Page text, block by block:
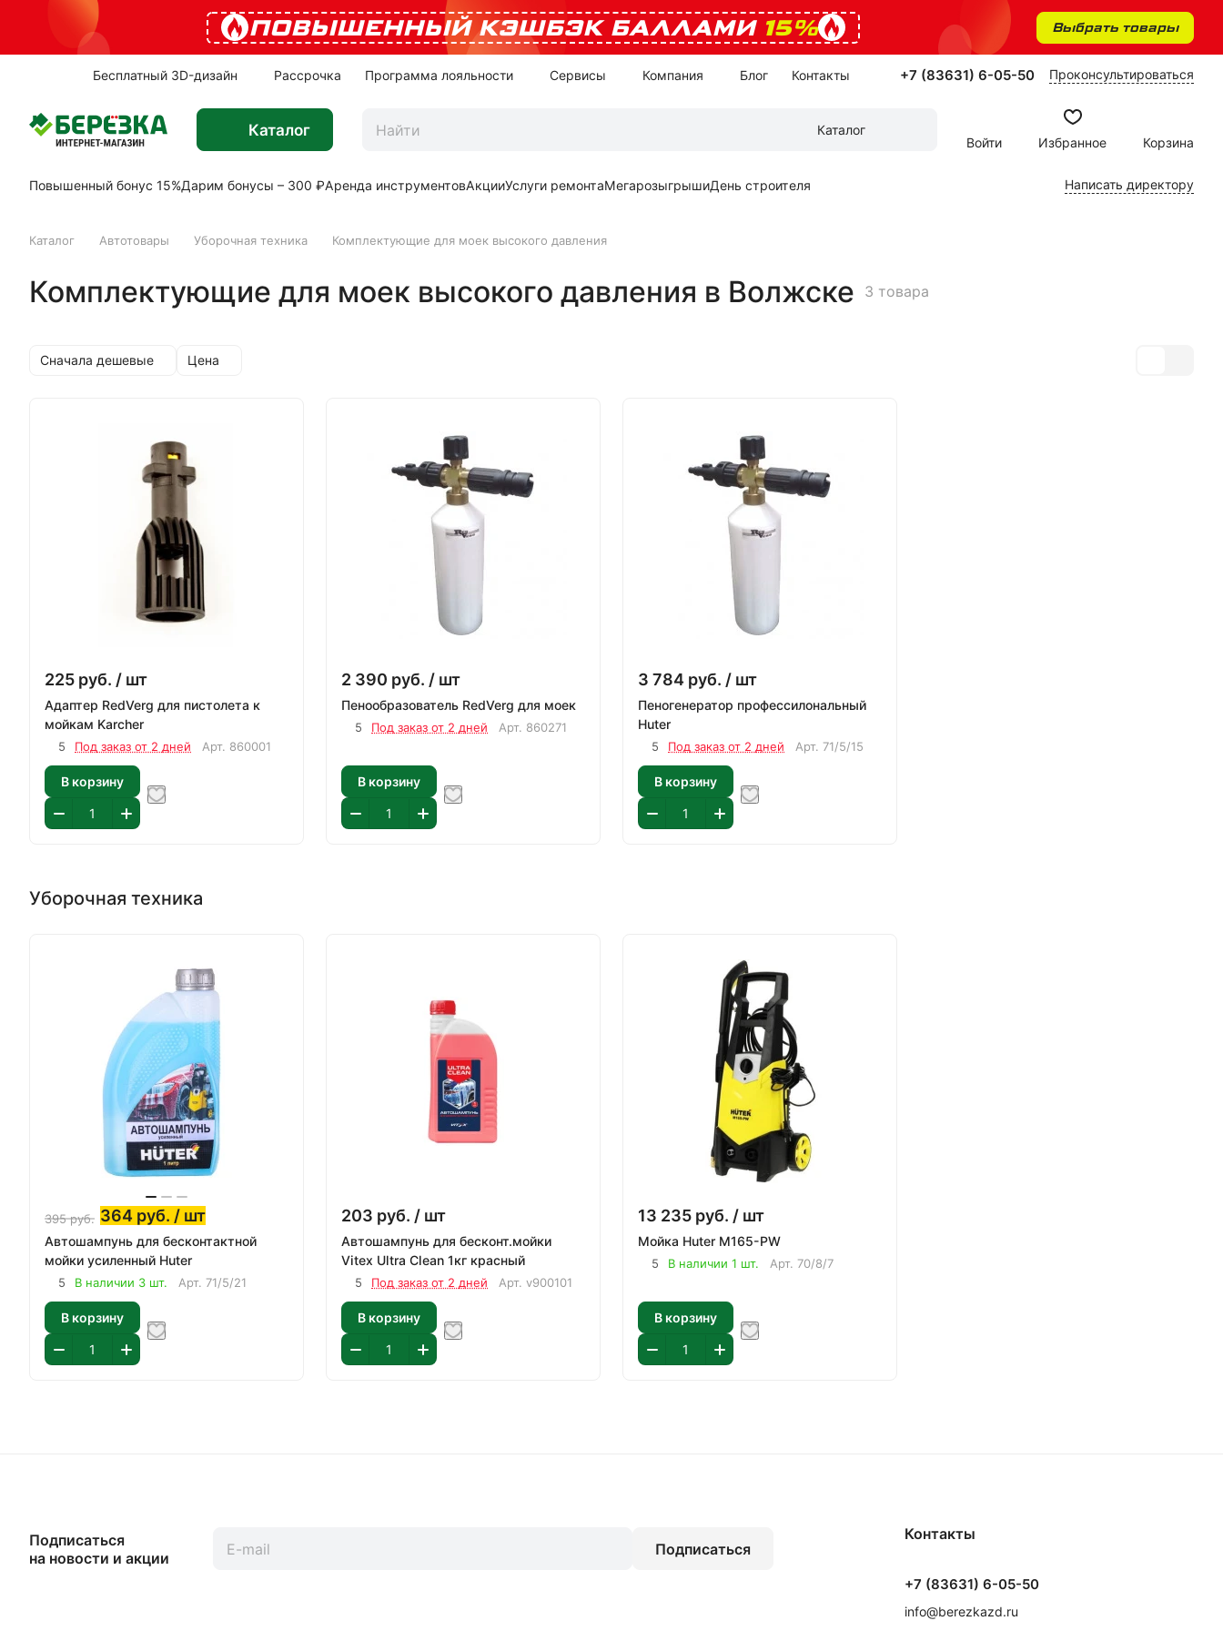
ПОВЫШЕННЫЙ КЭШБЭК БАЛЛАМИ 15% Выбрать товары
Бесплатный 3D-дизайн Рассрочка Программа лояльности Сервисы Компания Блог Контакты +7 (83631) 6-05-50 Проконсультироваться
Каталог
Каталог
Войти
Избранное Корзина
Повышенный бонус 15%Дарим бонусы – 300 ₽Аренда инструментовАкцииУслуги ремонтаМегарозыгрышиДень строителя Написать директору
Каталог Автотовары Уборочная техника Комплектующие для моек высокого давления
Комплектующие для моек высокого давления в Волжске 3 товара
Сначала дешевые Цена
225 руб. / шт
Адаптер RedVerg для пистолета к
мойкам Karcher
5 Под заказ от 2 дней Арт. 860001
В корзину
2 390 руб. / шт
Пенообразователь RedVerg для моек
5 Под заказ от 2 дней Арт. 860271
В корзину
3 784 руб. / шт
Пеногенератор профессилональный
Huter
5 Под заказ от 2 дней Арт. 71/5/15
В корзину
Уборочная техника
395руб. 364 руб. / шт
Автошампунь для бесконтактной
мойки усиленный Huter
5 В наличии 3 шт. Арт. 71/5/21
В корзину
203 руб. / шт
Автошампунь для бесконт.мойки
Vitex Ultra Clean 1кг красный
5 Под заказ от 2 дней Арт. v900101
В корзину
13 235 руб. / шт
Мойка Huter M165-PW
5 В наличии 1 шт. Арт. 70/8/7
В корзину
Подписаться
на новости и акции
Подписаться
Контакты
+7 (83631) 6-05-50
info@berezkazd.ru